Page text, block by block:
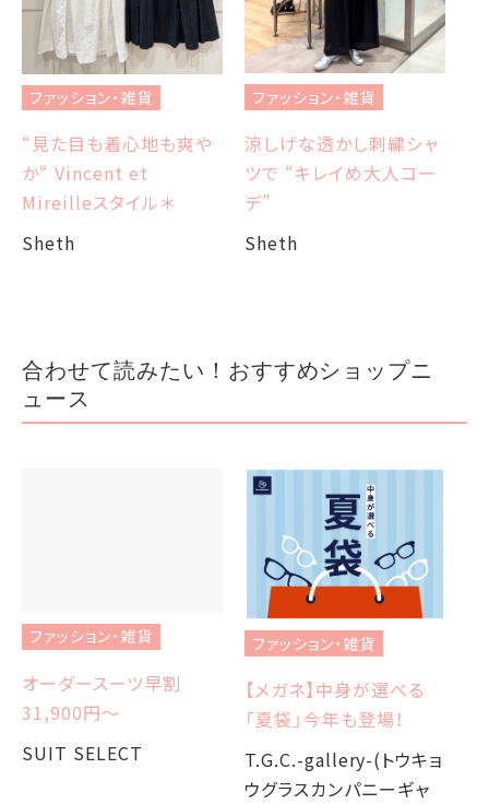
ファッション・雑貨
“見た目も着心地も爽や
か“ Vincent et
Mireilleスタイル＊
Sheth
ファッション・雑貨
涼しげな透かし刺繍シャ
ツで “キレイめ大人コー
デ”
Sheth
合わせて読みたい！おすすめショップニ
ュース
ファッション・雑貨
オーダースーツ早割
31,900円〜
SUIT SELECT
ファッション・雑貨
【メガネ】中身が選べる
「夏袋」今年も登場！
T.G.C.-gallery-(トウキョ
ウグラスカンパニーギャ